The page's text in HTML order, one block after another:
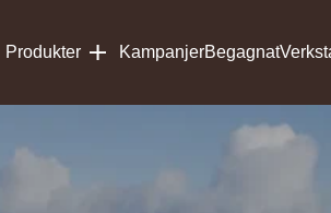
Produkter KampanjerBegagnat